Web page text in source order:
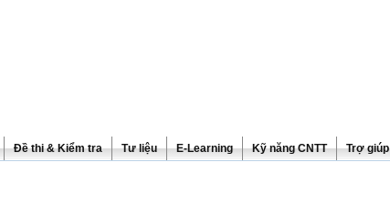
Đề thi & Kiểm tra Tư liệu E-Learning Kỹ năng CNTT Trợ giúp